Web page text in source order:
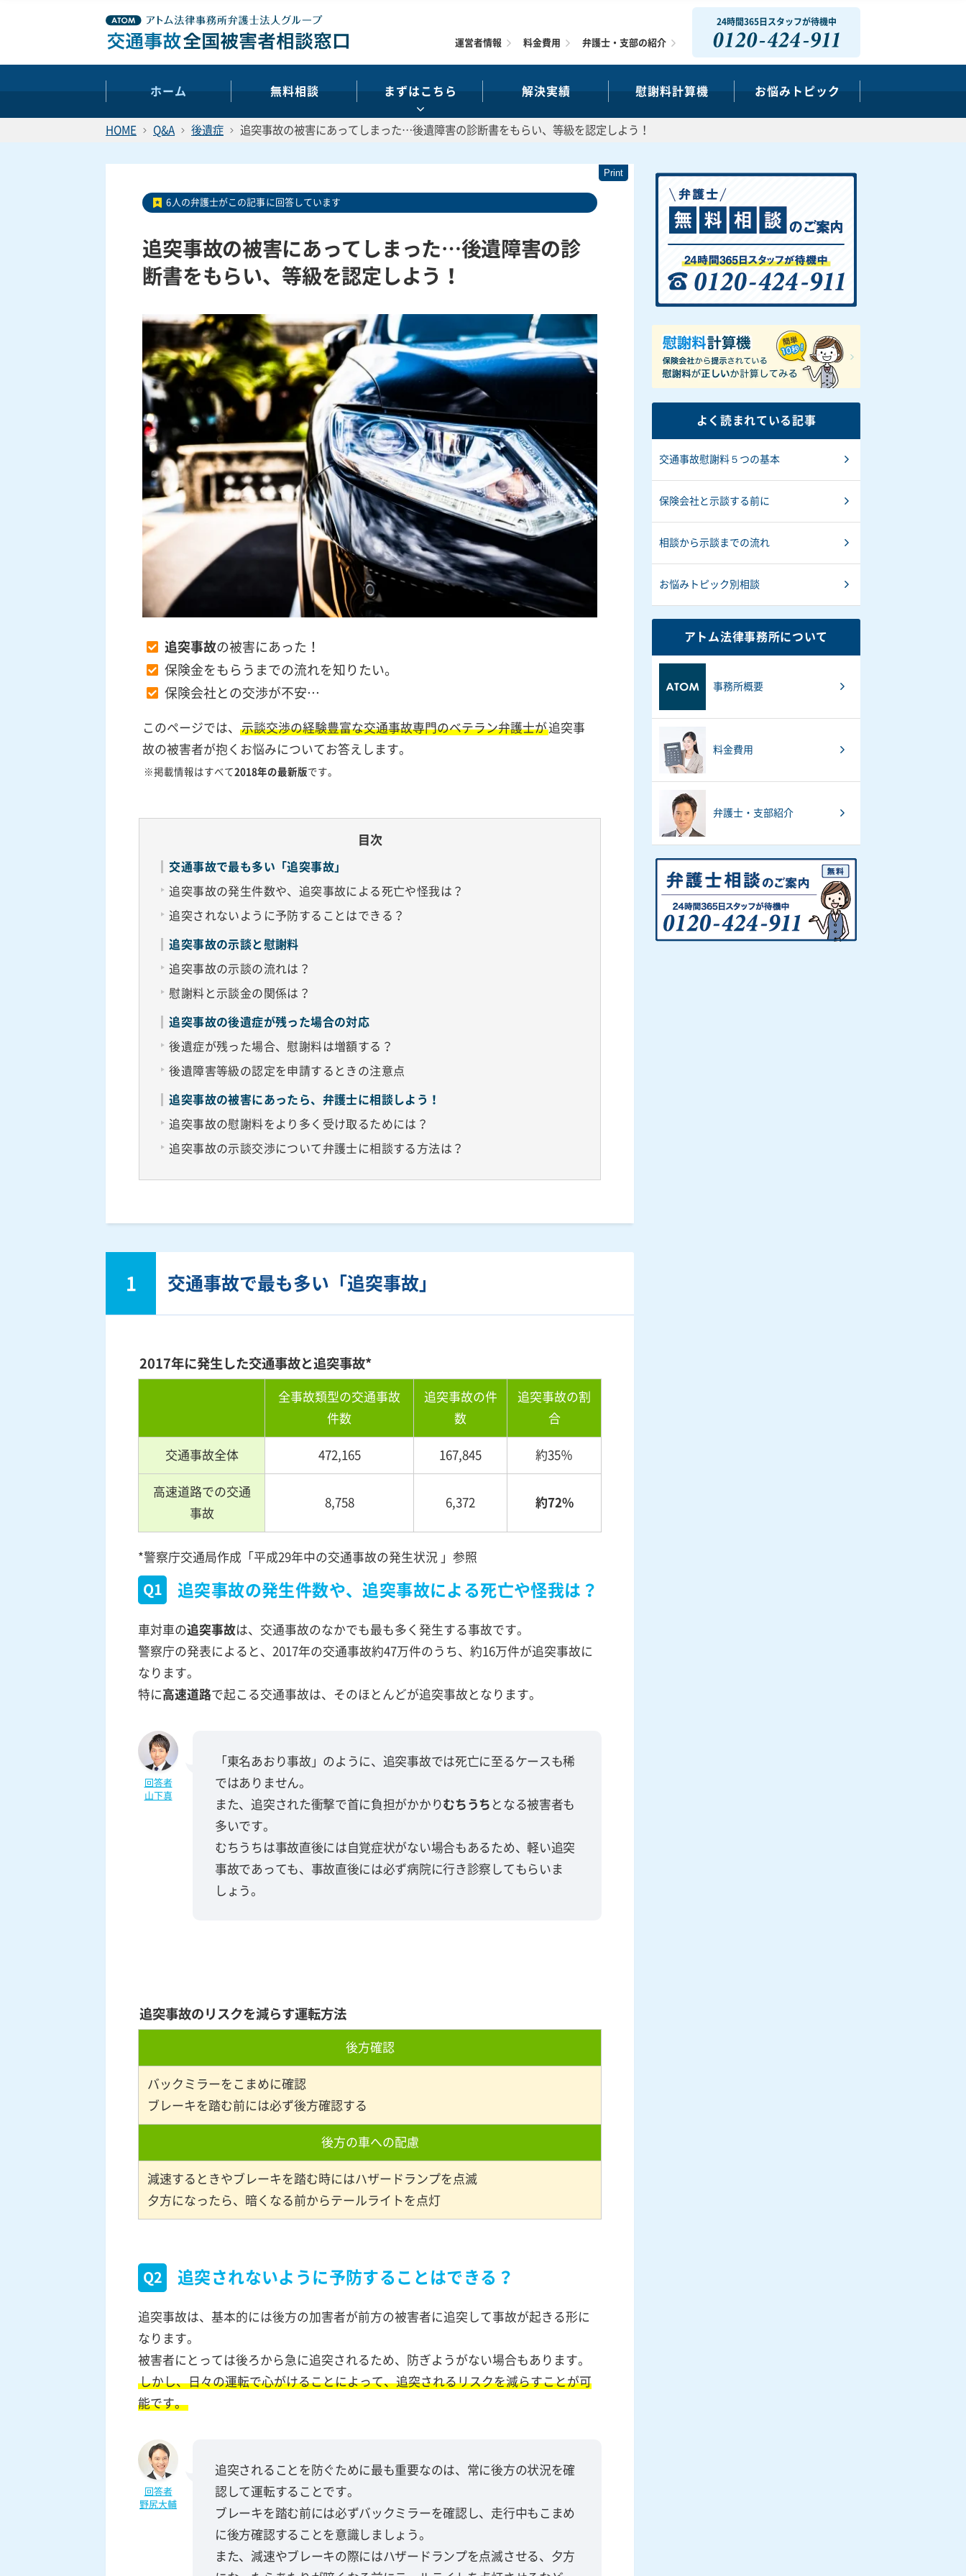
24時間365日スタッフが待機中
0120-424-911
ホーム 無料相談 まずはこちら 解決実績 慰謝料計算機 お悩みトピック
運営者情報 料金費用 弁護士・支部の紹介
HOME Q&A 後遺症 追突事故の被害にあってしまった…後遺障害の診断書をもらい、等級を認定しよう！
6人の弁護士がこの記事に回答しています
追突事故の被害にあってしまった…後遺障害の診
断書をもらい、等級を認定しよう！
追突事故の被害にあった！
保険金をもらうまでの流れを知りたい。
保険会社との交渉が不安…
このページでは、示談交渉の経験豊富な交通事故専門のベテラン弁護士が追突事
故の被害者が抱くお悩みについてお答えします。
※掲載情報はすべて2018年の最新版です。
目次
交通事故で最も多い「追突事故」
追突事故の発生件数や、追突事故による死亡や怪我は？
追突されないように予防することはできる？
追突事故の示談と慰謝料
追突事故の示談の流れは？
慰謝料と示談金の関係は？
追突事故の後遺症が残った場合の対応
後遺症が残った場合、慰謝料は増額する？
後遺障害等級の認定を申請するときの注意点
追突事故の被害にあったら、弁護士に相談しよう！
追突事故の慰謝料をより多く受け取るためには？
追突事故の示談交渉について弁護士に相談する方法は？
1 交通事故で最も多い「追突事故」
2017年に発生した交通事故と追突事故*
全事故類型の交通事故
件数
追突事故の件
数
追突事故の割
合
交通事故全体 472,165 167,845 約35％
高速道路での交通
事故
8,758 6,372 約72%
*警察庁交通局作成「平成29年中の交通事故の発生状況 」参照
Q1 追突事故の発生件数や、追突事故による死亡や怪我は？
車対車の追突事故は、交通事故のなかでも最も多く発生する事故です。
警察庁の発表によると、2017年の交通事故約47万件のうち、約16万件が追突事故に
なります。
特に高速道路で起こる交通事故は、そのほとんどが追突事故となります。
回答者
山下真
「東名あおり事故」のように、追突事故では死亡に至るケースも稀
ではありません。
また、追突された衝撃で首に負担がかかりむちうち となる被害者も
多いです。
むちうちは事故直後には自覚症状がない場合もあるため、軽い追突
事故であっても、事故直後には必ず病院に行き診察してもらいま
しょう。
追突事故のリスクを減らす運転方法
後方確認
バックミラーをこまめに確認
ブレーキを踏む前には必ず後方確認する
後方の車への配慮
減速するときやブレーキを踏む時にはハザードランプを点滅
夕方になったら、暗くなる前からテールライトを点灯
Q2 追突されないように予防することはできる？
追突事故は、基本的には後方の加害者が前方の被害者に追突して事故が起きる形に
なります。
被害者にとっては後ろから急に追突されるため、防ぎようがない場合もあります。
しかし、日々の運転で心がけることによって、追突されるリスクを減らすことが可
能です。
回答者
野尻大輔
追突されることを防ぐために最も重要なのは、常に後方の状況を確
認して運転することです。
ブレーキを踏む前には必ずバックミラーを確認し、走行中もこまめ
に後方確認することを意識しましょう。
また、減速やブレーキの際にはハザードランプを点滅させる、夕方
よく読まれている記事
交通事故慰謝料５つの基本
保険会社と示談する前に
相談から示談までの流れ
お悩みトピック別相談
アトム法律事務所について
事務所概要
料金費用
弁護士・支部紹介